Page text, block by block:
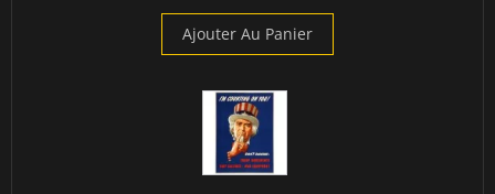
Ajouter Au Panier